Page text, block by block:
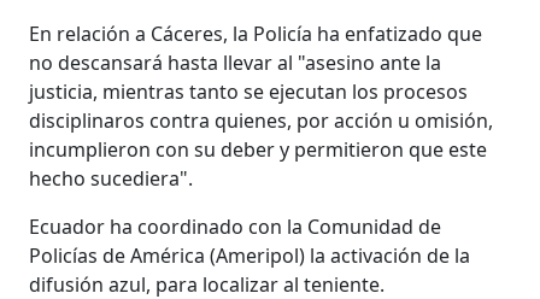
En relación a Cáceres, la Policía ha enfatizado que
no descansará hasta llevar al "asesino ante la
justicia, mientras tanto se ejecutan los procesos
disciplinaros contra quienes, por acción u omisión,
incumplieron con su deber y permitieron que este
hecho sucediera".
Ecuador ha coordinado con la Comunidad de
Policías de América (Ameripol) la activación de la
difusión azul, para localizar al teniente.